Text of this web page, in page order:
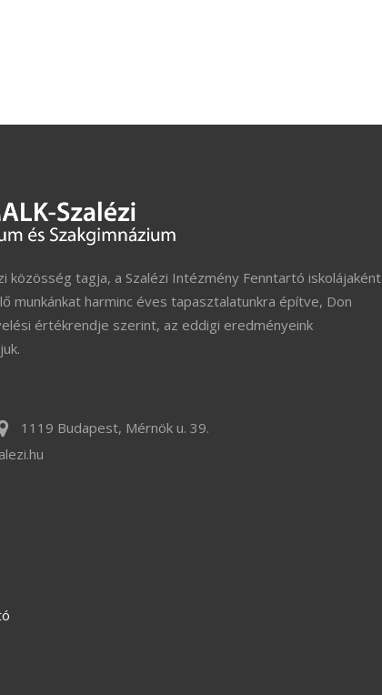
közösség tagja, a Szalézi Intézmény Fenntartó iskolájaként
munkánkat harminc éves tapasztalatunkra építve, Don
értékrendje szerint, az eddigi eredményeink
1119 Budapest, Mérnök u. 39.